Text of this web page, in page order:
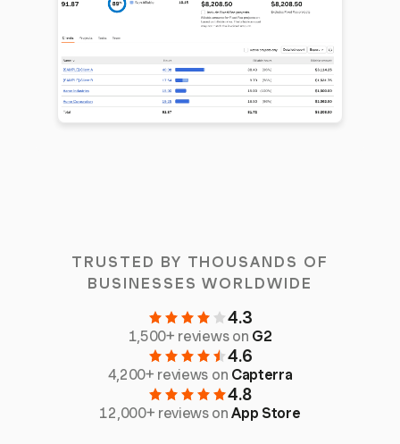
TRUSTED BY THOUSANDS OF
BUSINESSES WORLDWIDE
4.3
1,500+ reviews on G2
4.6
4,200+ reviews on Capterra
4.8
12,000+ reviews onApp Store